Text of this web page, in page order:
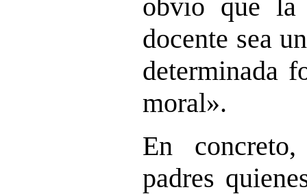
obvio que la
docente sea
determinada
moral».
En
padres